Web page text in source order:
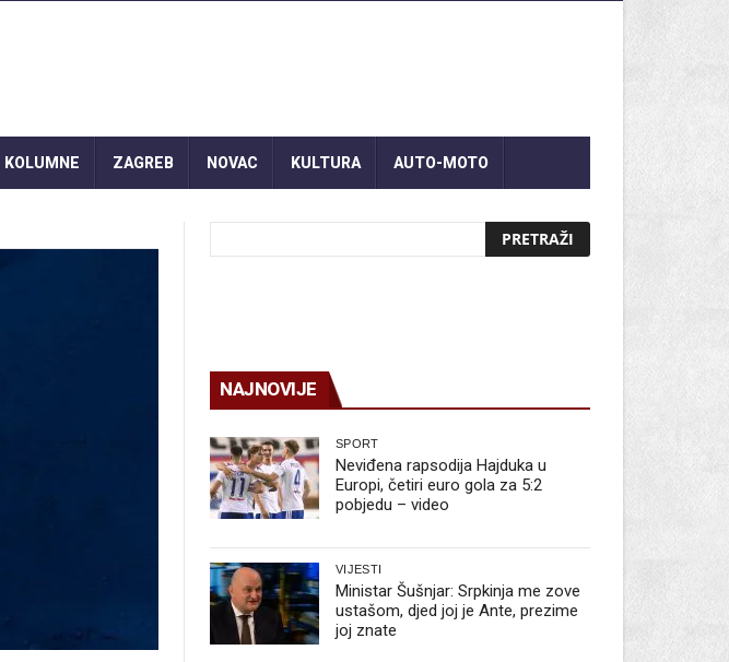
KOLUMNE ZAGREB NOVAC KULTURA AUTO-MOTO
NAJNOVIJE
SPORT
Neviđena rapsodija Hajduka u
Europi, četiri euro gola za 5:2
pobjedu – video
VIJESTI
Ministar Šušnjar: Srpkinja me zove
ustašom, djed joj je Ante, prezime
joj znate